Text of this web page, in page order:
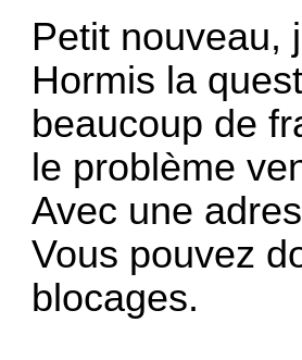
Petit nouveau,
Hormis la
beaucoup de
le problème
Avec une
Vous pouvez
blocages.